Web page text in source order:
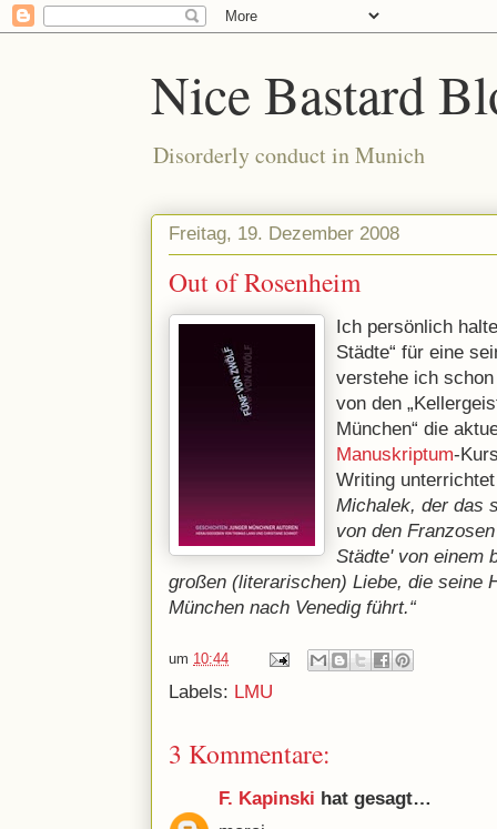
Nice Bastard
Disorderly conduct in Munich
Freitag, 19. Dezember 2008
Out of Rosenheim
Ich persönlich
Städte“ für eine
verstehe ich
von den
München“ die
Manuskriptum-
Writing
Michalek, der das
von den
Städte' von einem
großen (literarischen) Liebe, die seine
München nach Venedig führt.“
um 10:44
Labels: LMU
3 Kommentare:
F. Kapinski hat gesagt…